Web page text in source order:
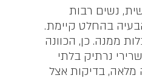
נשים רבות
בהחלט קיימת.
סובלות ממנה. כן, הכוונה
שרירי נרתיק בלתי
מלאה, בדיקות אצל